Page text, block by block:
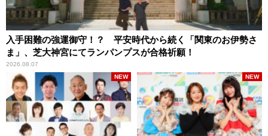
入手困難の強運御守！？ 平安時代から続く「関東のお伊勢さ
ま」、芝大神宮にてランパンプスが合格祈願！
2026.08.07
NEW NEW